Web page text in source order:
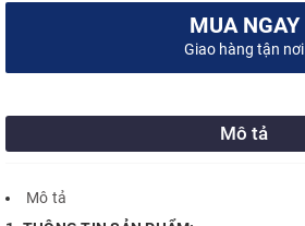
MUA NGAY
Giao hàng tận nơi
Mô tả
Mô tả